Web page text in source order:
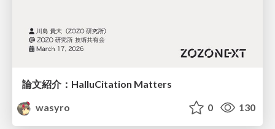
論文紹介：HalluCitation Matters
wasyro
0 130